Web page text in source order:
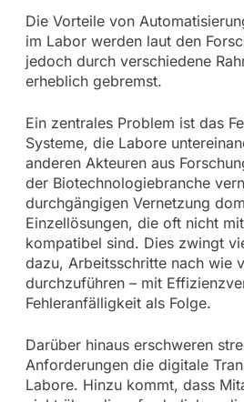
Die Vorteile von
im Labor werden laut den
jedoch durch verschiedene
erheblich gebremst.
Ein zentrales Problem ist das
Systeme, die Labore
anderen Akteuren aus
der Biotechnologiebranche
durchgängigen Vernetzung
Einzellösungen, die oft nicht
kompatibel sind. Dies zwingt
dazu, Arbeitsschritte nach wie
durchzuführen – mit
Fehleranfälligkeit als Folge.
Darüber hinaus erschweren
Anforderungen die digitale
Labore. Hinzu kommt, dass